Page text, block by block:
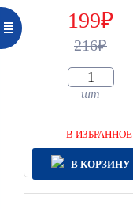
199
216
шт
В ИЗБРАННОЕ
В КОРЗИНУ